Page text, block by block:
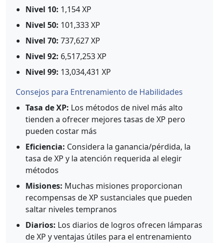
Nivel 10: 1,154 XP
Nivel 50: 101,333 XP
Nivel 70: 737,627 XP
Nivel 92: 6,517,253 XP
Nivel 99: 13,034,431 XP
Consejos para Entrenamiento de Habilidades
Tasa de XP: Los métodos de nivel más alto
tienden a ofrecer mejores tasas de XP pero
pueden costar más
Eficiencia: Considera la ganancia/pérdida, la
tasa de XP y la atención requerida al elegir
métodos
Misiones: Muchas misiones proporcionan
recompensas de XP sustanciales que pueden
saltar niveles tempranos
Diarios: Los diarios de logros ofrecen lámparas
de XP y ventajas útiles para el entrenamiento